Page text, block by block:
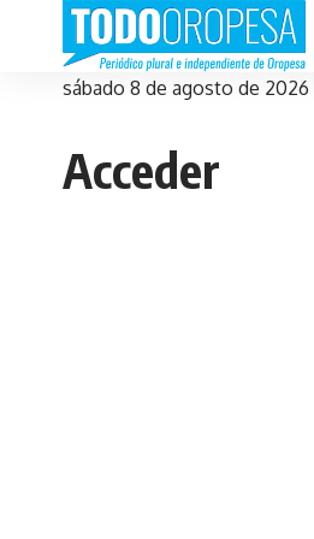
sábado 8 de agosto de 2026
Acceder